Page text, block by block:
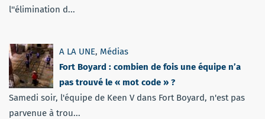
l''élimination d...
A LA UNE, Médias
Fort Boyard : combien de fois une équipe n’a
pas trouvé le « mot code » ?
Samedi soir, l'équipe de Keen V dans Fort Boyard, n'est pas
parvenue à trou...